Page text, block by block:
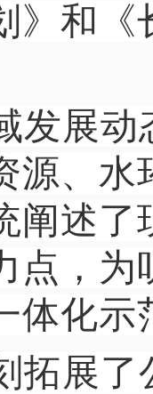
》和
发展
源、
阐述
点，
体化
拓展